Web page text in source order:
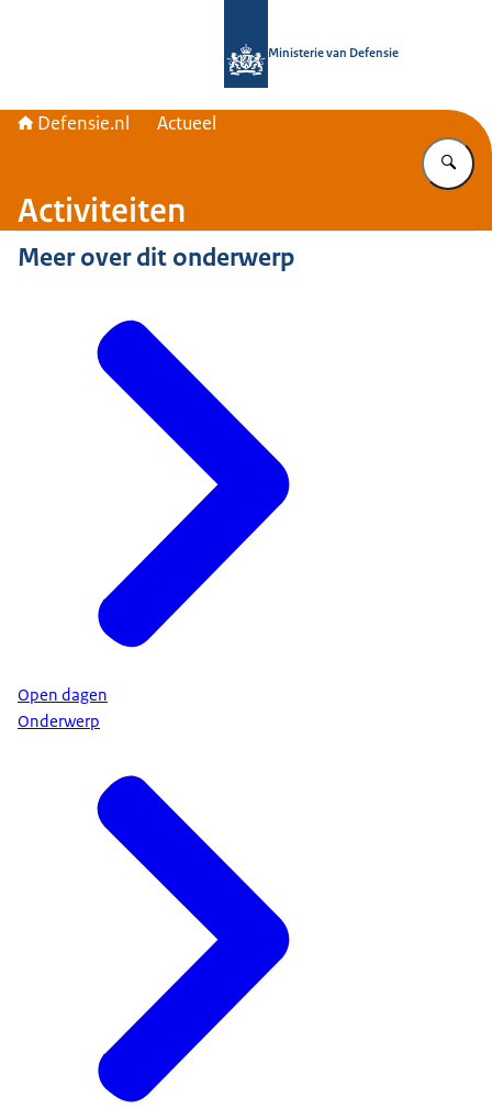
Ministerie van Defensie
Defensie.nl Actueel
Activiteiten
Meer over dit onderwerp
Open dagen
Onderwerp